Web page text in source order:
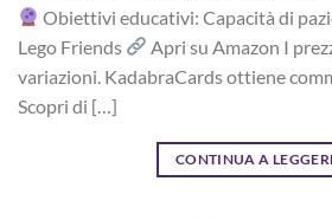
Obiettivi educativi: Capacità di
Lego Friends
Apri su Amazon I
variazioni. KadabraCards ottiene
Scopri di […]
CONTINUA A